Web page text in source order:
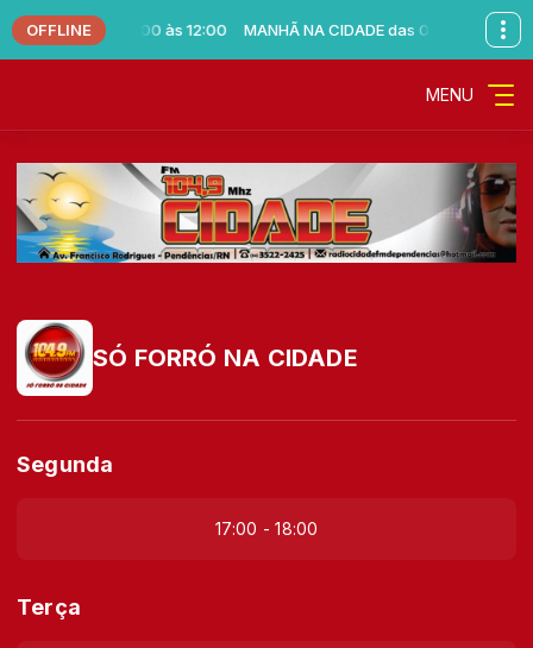
OFFLINE
CIDADE das 08:00 às 12:00 MANHÃ NA CIDADE das 08:00 às 12:00
MENU
SÓ FORRÓ NA CIDADE
Segunda
17:00 - 18:00
Terça